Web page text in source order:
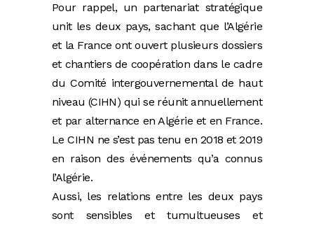
Pour rappel, un partenariat stratégique
unit les deux pays, sachant que l’Algérie
et la France ont ouvert plusieurs dossiers
et chantiers de coopération dans le cadre
du Comité intergouvernemental de haut
niveau (CIHN) qui se réunit annuellement
et par alternance en Algérie et en France.
Le CIHN ne s’est pas tenu en 2018 et 2019
en raison des événements qu’a connus
l’Algérie.
Aussi, les relations entre les deux pays
sont sensibles et tumultueuses et